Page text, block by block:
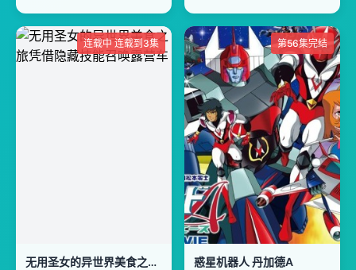
连载中 连载到3集
无用圣女的异世界美食之旅凭借隐藏技能召唤露营车
第56集完结
惑星机器人 丹加德A